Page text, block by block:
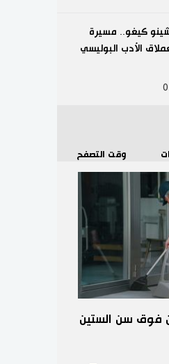
كيغو.. مسيرة
الأدب البوليسي
وقت التصفح
فوق سن الستين